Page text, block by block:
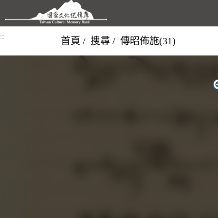
跳到主要內容區塊
::: 首頁 搜尋 傳昭佈施(31)